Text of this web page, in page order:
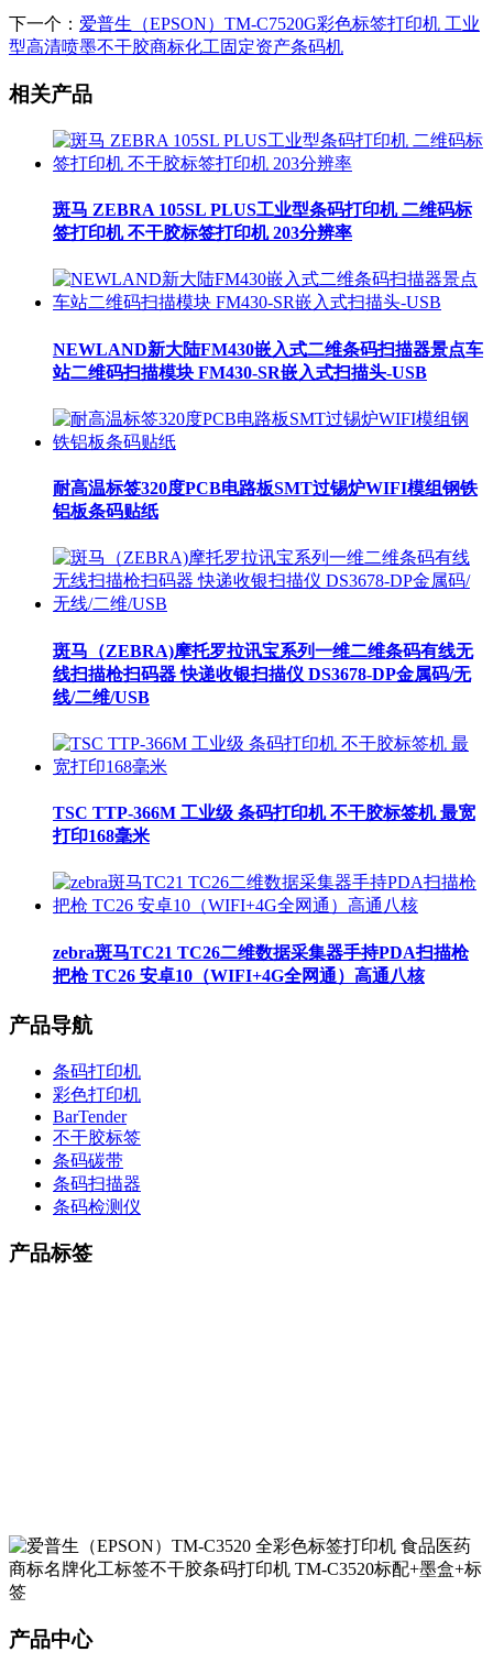
下一个： 爱普生（EPSON）TM-C7520G彩色标签打印机 工业
型高清喷墨不干胶商标化工固定资产条码机
相关产品
斑马 ZEBRA 105SL PLUS工业型条码打印机 二维码标
签打印机 不干胶标签打印机 203分辨率
NEWLAND新大陆FM430嵌入式二维条码扫描器景点车
站二维码扫描模块 FM430-SR嵌入式扫描头-USB
耐高温标签320度PCB电路板SMT过锡炉WIFI模组钢铁
铝板条码贴纸
斑马（ZEBRA)摩托罗拉讯宝系列一维二维条码有线无
线扫描枪扫码器 快递收银扫描仪 DS3678-DP金属码/无
线/二维/USB
TSC TTP-366M 工业级 条码打印机 不干胶标签机 最宽
打印168毫米
zebra斑马TC21 TC26二维数据采集器手持PDA扫描枪
把枪 TC26 安卓10（WIFI+4G全网通）高通八核
产品导航
条码打印机
彩色打印机
BarTender
不干胶标签
条码碳带
条码扫描器
条码检测仪
产品标签
产品中心